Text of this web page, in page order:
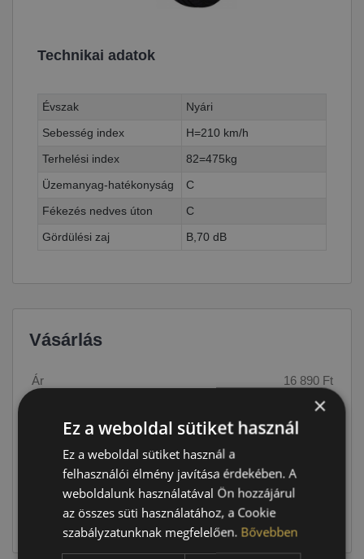
Technikai adatok
Évszak
Nyári
Sebesség index
H=210 km/h
Terhelési index
82=475kg
Üzemanyag-hatékonyság
C
Fékezés nedves úton
C
Gördülési zaj
B,70 dB
Vásárlás
Ár 16 890 Ft
Raktáron:
67 560 Ft
Kosárba
×
Ez a weboldal sütiket használ
Ez a weboldal sütiket használ a
felhasználói élmény javítása érdekében. A
weboldalunk használatával Ön hozzájárul
az összes süti használatához, a Cookie
szabályzatunknak megfelelően. Bővebben